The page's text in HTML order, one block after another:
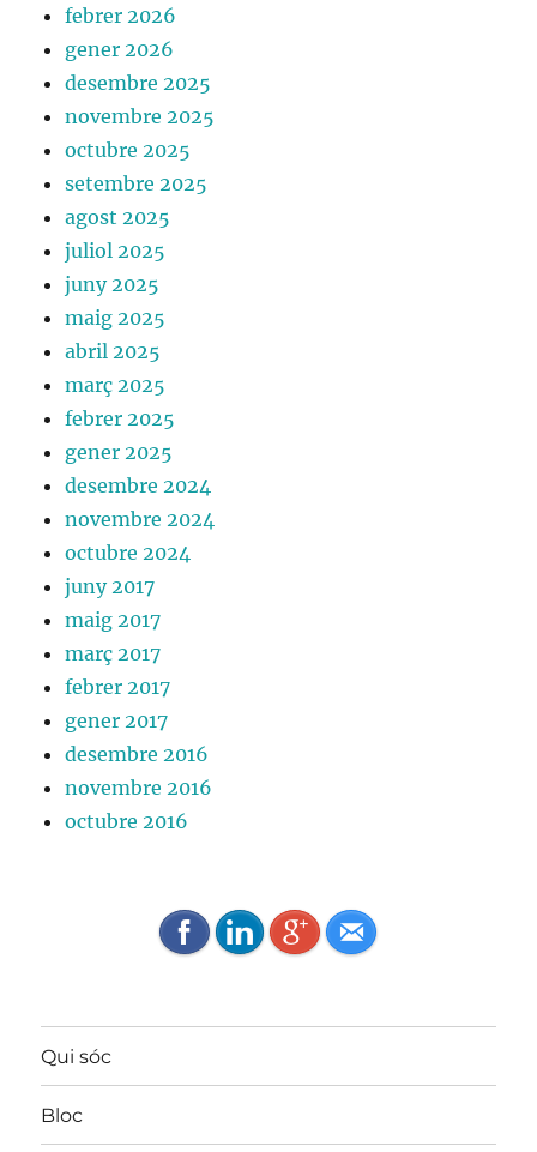
febrer 2026
gener 2026
desembre 2025
novembre 2025
octubre 2025
setembre 2025
agost 2025
juliol 2025
juny 2025
maig 2025
abril 2025
març 2025
febrer 2025
gener 2025
desembre 2024
novembre 2024
octubre 2024
juny 2017
maig 2017
març 2017
febrer 2017
gener 2017
desembre 2016
novembre 2016
octubre 2016
Qui sóc
Bloc